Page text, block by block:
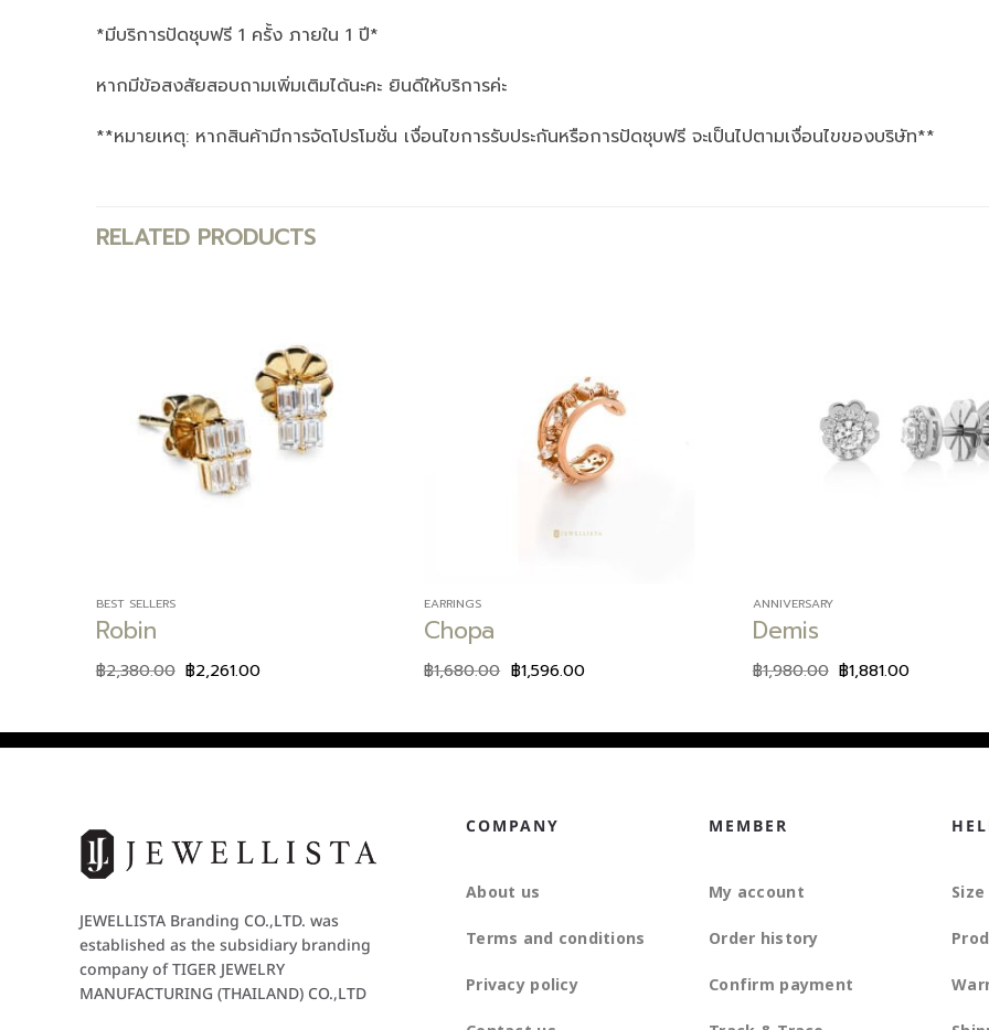
*มีบริการปัดชุบฟรี 1 ครั้ง ภายใน 1 ปี*
หากมีข้อสงสัยสอบถามเพิ่มเติมได้นะคะ ยินดีให้บริการค่ะ
**หมายเหตุ: หากสินค้ามีการจัดโปรโมชั่น เงื่อนไขการรับประกันหรือการปัดชุบฟรี จะเป็นไปตามเงื่อนไขของบริษัท**
RELATED PRODUCTS
BEST SELLERS
Robin
฿2,380.00 ฿2,261.00
EARRINGS
Chopa
฿1,680.00 ฿1,596.00
ANNIVERSARY
Demis
฿1,980.00 ฿1,881.00
JEWELLISTA Branding CO.,LTD. was
established as the subsidiary branding
company of TIGER JEWELRY
MANUFACTURING (THAILAND) CO.,LTD
COMPANY
About us
Terms and conditions
Privacy policy
MEMBER
My account
Order history
Confirm payment